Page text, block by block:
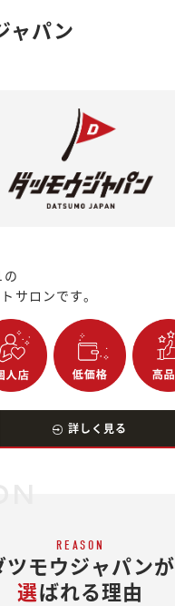
ャパン
サロンです。
詳しく見る
REASON
ツモウジャパンが
選ばれる理由